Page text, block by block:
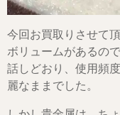
今回お買取りさせて
ボリュームがあるの
話しどおり、使用頻
麗なままでした。